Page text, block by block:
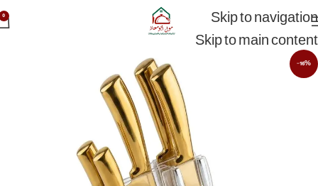
Skip to navigation
Skip to main content
0
-16%